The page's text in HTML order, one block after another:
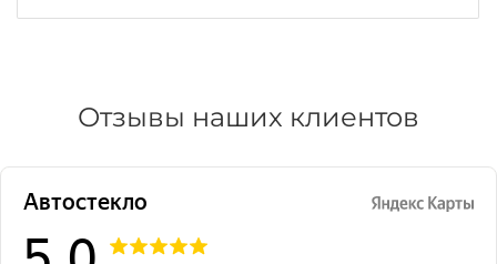
Отзывы наших клиентов